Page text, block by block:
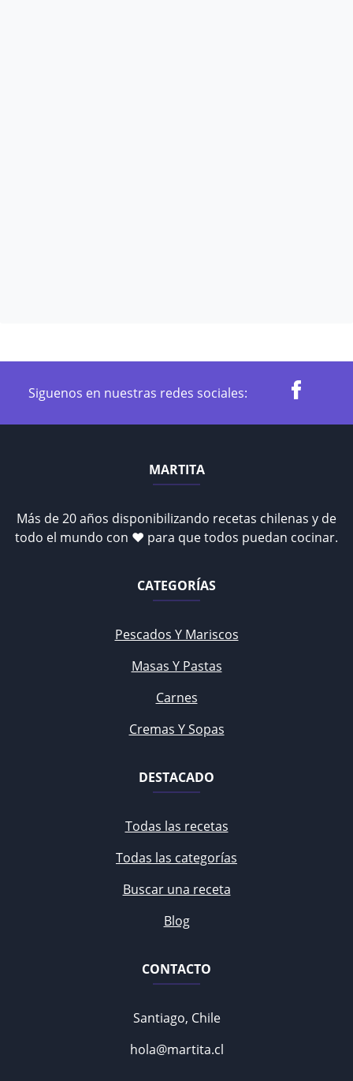
Siguenos en nuestras redes sociales:
MARTITA
Más de 20 años disponibilizando recetas chilenas y de
todo el mundo con ♥ para que todos puedan cocinar.
CATEGORÍAS
Pescados Y Mariscos
Masas Y Pastas
Carnes
Cremas Y Sopas
DESTACADO
Todas las recetas
Todas las categorías
Buscar una receta
Blog
CONTACTO
Santiago, Chile
hola@martita.cl